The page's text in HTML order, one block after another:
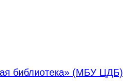
библиотека» (МБУ ЦДБ)